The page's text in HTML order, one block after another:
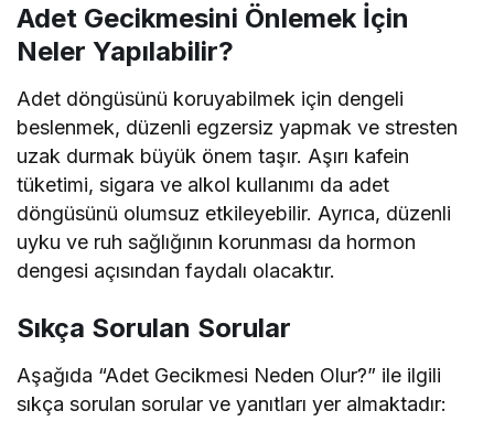
Adet Gecikmesini Önlemek İçin
Neler Yapılabilir?
Adet döngüsünü koruyabilmek için dengeli
beslenmek, düzenli egzersiz yapmak ve stresten
uzak durmak büyük önem taşır. Aşırı kafein
tüketimi, sigara ve alkol kullanımı da adet
döngüsünü olumsuz etkileyebilir. Ayrıca, düzenli
uyku ve ruh sağlığının korunması da hormon
dengesi açısından faydalı olacaktır.
Sıkça Sorulan Sorular
Aşağıda “Adet Gecikmesi Neden Olur?” ile ilgili
sıkça sorulan sorular ve yanıtları yer almaktadır: